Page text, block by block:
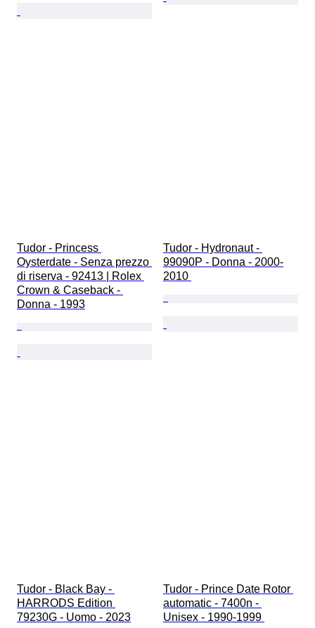
Tudor - Princess
Oysterdate - Senza prezzo
di riserva - 92413 | Rolex
Crown & Caseback -
Donna - 1993
Tudor - Hydronaut -
99090P - Donna - 2000-
2010
Tudor - Black Bay -
HARRODS Edition
79230G - Uomo - 2023
Tudor - Prince Date Rotor
automatic - 7400n -
Unisex - 1990-1999